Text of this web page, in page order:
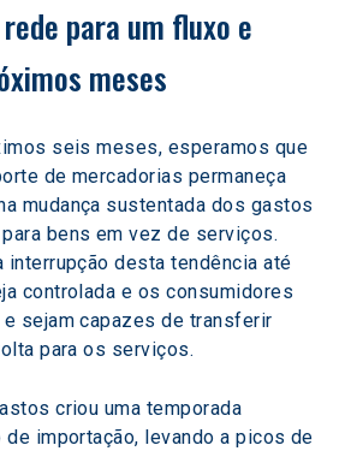
para um fluxo e
meses
seis meses, esperamos que
de mercadorias permaneça
mudança sustentada dos gastos
bens em vez de serviços.
interrupção desta tendência até
controlada e os consumidores
sejam capazes de transferir
para os serviços.
criou uma temporada
importação, levando a picos de